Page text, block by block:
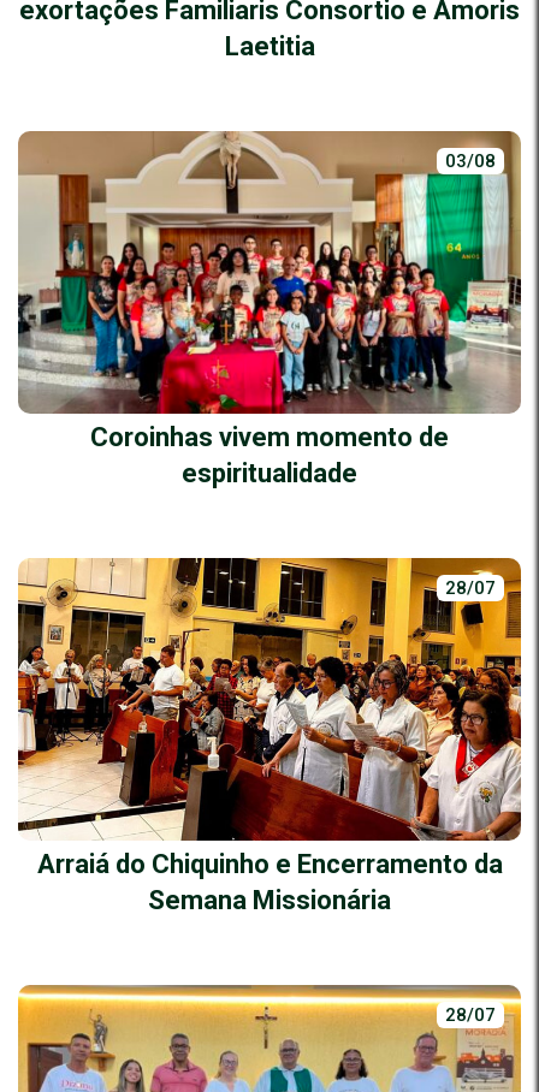
exortações Familiaris Consortio e Amoris
Laetitia
03/08
Coroinhas vivem momento de
espiritualidade
28/07
Arraiá do Chiquinho e Encerramento da
Semana Missionária
28/07